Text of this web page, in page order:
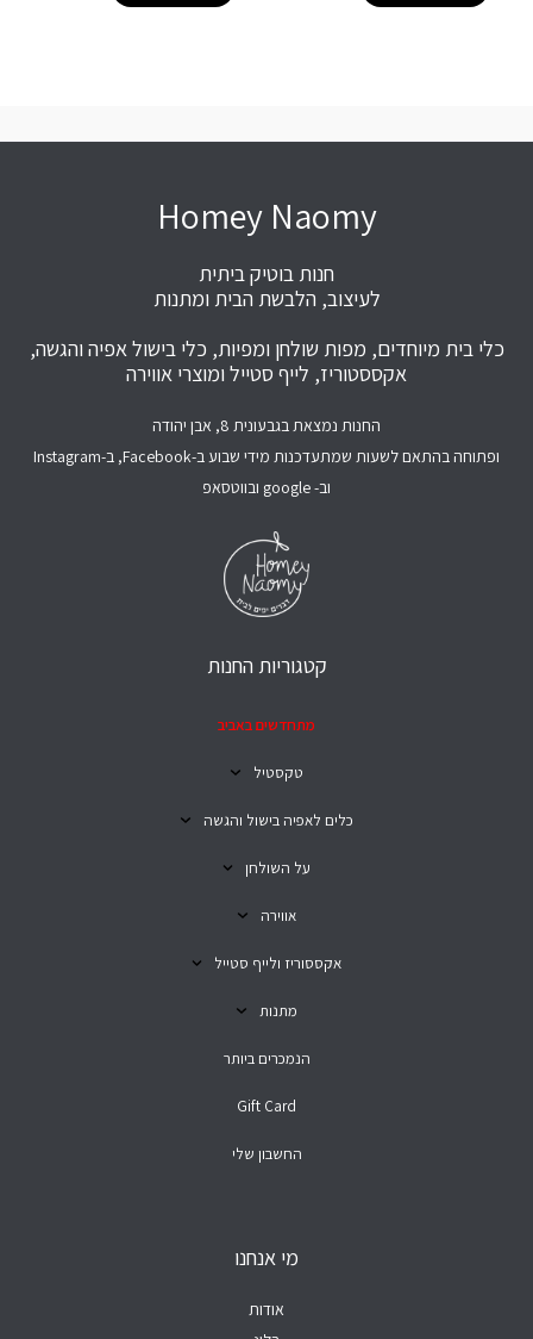
Homey Naomy
חנות בוטיק ביתית
לעיצוב, הלבשת הבית ומתנות
כלי בית מיוחדים, מפות שולחן ומפיות, כלי בישול אפיה והגשה,
אקססטוריז, לייף סטייל ומוצרי אווירה
החנות נמצאת בגבעונית 8, אבן יהודה
ופתוחה בהתאם לשעות שמתעדכנות מידי שבוע ב-Facebook, ב-Instagram
וב- google ובווטסאפ
קטגוריות החנות
מתחדשים באביב
טקסטיל
כלים לאפיה בישול והגשה
על השולחן
אווירה
אקססוריז ולייף סטייל
מתנות
הנמכרים ביותר
Gift Card
החשבון שלי
מי אנחנו
אודות